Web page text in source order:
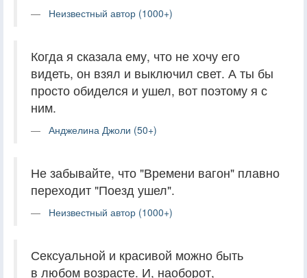
Неизвестный автор (1000+)
Когда я сказала ему, что не хочу его
видеть, он взял и выключил свет. А ты бы
просто обиделся и ушел, вот поэтому я с
ним.
Анджелина Джоли (50+)
Не забывайте, что "Времени вагон" плавно
переходит "Поезд ушел".
Неизвестный автор (1000+)
Сексуальной и красивой можно быть
в любом возрасте. И, наоборот,